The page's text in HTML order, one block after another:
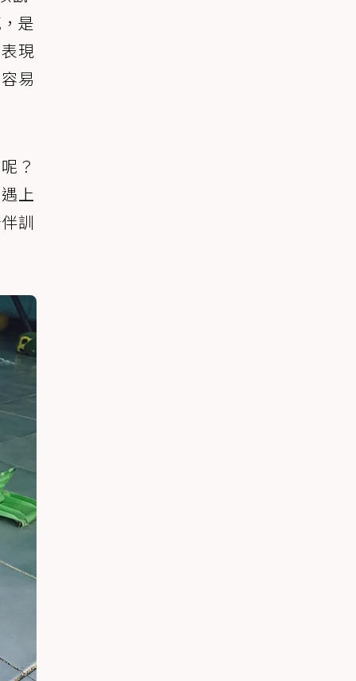
是
現
易
？
上
訓